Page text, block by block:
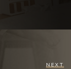
NEXT